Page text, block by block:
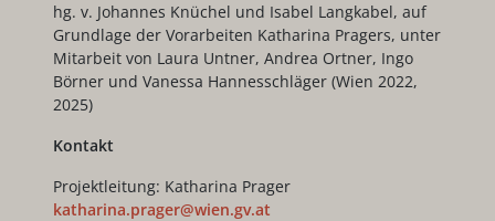
hg. v. Johannes Knüchel und Isabel Langkabel, auf
Grundlage der Vorarbeiten Katharina Pragers, unter
Mitarbeit von Laura Untner, Andrea Ortner, Ingo
Börner und Vanessa Hannesschläger (Wien 2022,
2025)
Kontakt
Projektleitung: Katharina Prager
katharina.prager@wien.gv.at